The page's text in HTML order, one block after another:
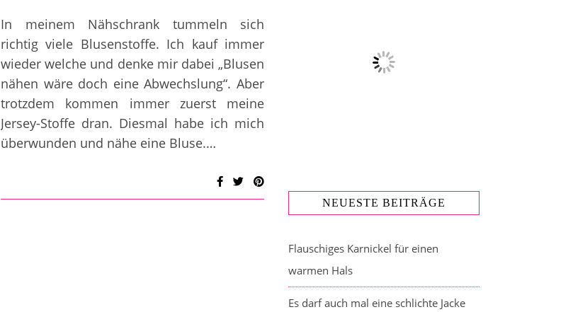
In meinem Nähschrank tummeln sich
richtig viele Blusenstoffe. Ich kauf immer
wieder welche und denke mir dabei „Blusen
nähen wäre doch eine Abwechslung“. Aber
trotzdem kommen immer zuerst meine
Jersey-Stoffe dran. Diesmal habe ich mich
überwunden und nähe eine Bluse.…
NEUESTE BEITRÄGE
Flauschiges Karnickel für einen
warmen Hals
Es darf auch mal eine schlichte Jacke